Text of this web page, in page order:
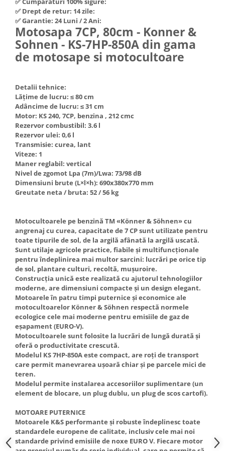
Nivela de masurat
Pistoale de impact electrice si
pneumatice
Pistoale de vopsit
Polizoare electrice de banc si
unghiulare
Rindele si freze pentru lemn
Redresoare auto - roboti de
pornire
Suflante cu aer cald
Scari metalice
Strungurii
Scule pentru electricieni
Truse de scule
Truse de lipit PPR
Ventuze cu brate pentru transport
Vibratoare beton
Hote Telescopice
Hote Traditionale
Hote Incorporabile
Hote Country
Hote Insula
Accesorii, consumabile hote
Masini de tocat carne
Masini de carnati ( CARNATARI )
Masini de spalat vase
Masini de spalat vase incorporabile
Masini de spalat vase
independente
Masini de spalat rufe
Masini de spalat rufe incorporabile
Masini de spalat rufe cu uscator
Uscatoare de rufe
Masini de facut paine
Pachete electrocasnice
incorporabile
Seturi oale
SANDWICH MAKER
Storcatoare de fructe
Televizoare
✅ Drept de retur: 14 zile:
✅ Garantie: 24 Luni / 2 Ani:
Motosapa 7CP, 80cm - Konner &
Sohnen - KS-7HP-850A din gama
de motosape si motocultoare
Detalii tehnice:
Lăţime de lucru: ≤ 80 cm
Adâncime de lucru: ≤ 31 cm
Motor: KS 240, 7CP, benzina , 212 cmc
Rezervor combustibil: 3.6 l
Rezervor ulei: 0,6 l
Transmisie: curea, lant
Viteze: 1
Maner reglabil: vertical
Nivel de zgomot Lpa (7m)/Lwa: 73/98 dB
Dimensiuni brute (L×l×h): 690х380х770 mm
Greutate neta / bruta: 52 / 56 kg
Motocultoarele pe benzină TM «Könner & Söhnen» cu
angrenaj cu curea, capacitate de 7 CP sunt utilizate pentru
toate tipurile de sol, de la argilă afânată la argilă uscată.
Sunt utilaje agricole practice, fiabile și multifuncționale
pentru îndeplinirea mai multor sarcini: lucrări pe orice tip
de sol, plantare culturi, recoltă, mușuroire.
Construcția unică este realizată cu ajutorul tehnologiilor
moderne, are dimensiuni compacte și un design elegant.
Motoarele în patru timpi puternice și economice ale
motocultoarelor Könner & Söhnen respectă normele
ecologice cele mai moderne pentru emisiile de gaz de
eșapament (EURO-V).
Motocultoarele sunt folosite la lucrări de lungă durată și
oferă o productivitate crescută.
Modelul KS 7HP-850A este compact, are roți de transport
care permit manevrarea ușoară chiar și pe parcele mici de
teren.
Modelul permite instalarea accesoriilor suplimentare (un
element de blocare, un plug dublu, un plug de scos cartofi).
MOTOARE PUTERNICE
Motoarele K&S performante și robuste îndeplinesc toate
standardele europene de calitate, inclusiv cele mai noi
standarde privind emisiile de noxe EURO V. Fiecare motor